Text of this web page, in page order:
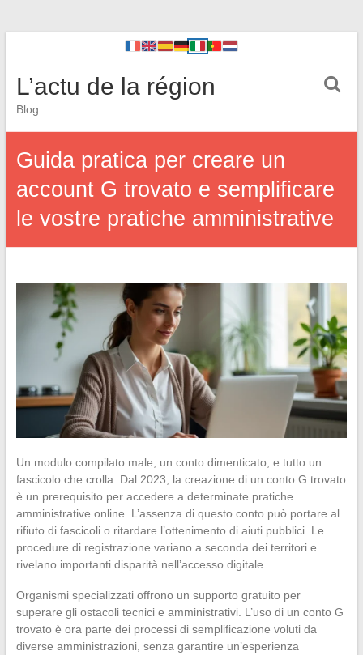
L’actu de la région
Blog
Guida pratica per creare un
account G trovato e semplificare
le vostre pratiche amministrative
Un modulo compilato male, un conto dimenticato, e tutto un
fascicolo che crolla. Dal 2023, la creazione di un conto G trovato
è un prerequisito per accedere a determinate pratiche
amministrative online. L’assenza di questo conto può portare al
rifiuto di fascicoli o ritardare l’ottenimento di aiuti pubblici. Le
procedure di registrazione variano a seconda dei territori e
rivelano importanti disparità nell’accesso digitale.
Organismi specializzati offrono un supporto gratuito per
superare gli ostacoli tecnici e amministrativi. L’uso di un conto G
trovato è ora parte dei processi di semplificazione voluti da
diverse amministrazioni, senza garantire un’esperienza